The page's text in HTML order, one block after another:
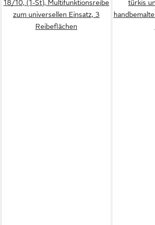
18/10, (1-St), Multifunktionsreibe
zum universellen Einsatz, 3
Reibeflächen
türkis